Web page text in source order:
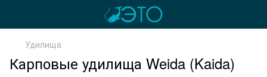
Удилища
Карповые удилища Weida (Kaida)